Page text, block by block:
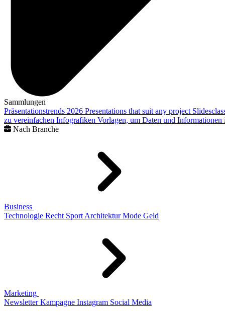
Sammlungen
Präsentationstrends 2026 Presentations that suit any project
zu vereinfachen Infografiken Vorlagen, um Daten und
Nach Branche
Business
Technologie Recht Sport Architektur Mode Geld
Marketing
Newsletter Kampagne Instagram Social Media